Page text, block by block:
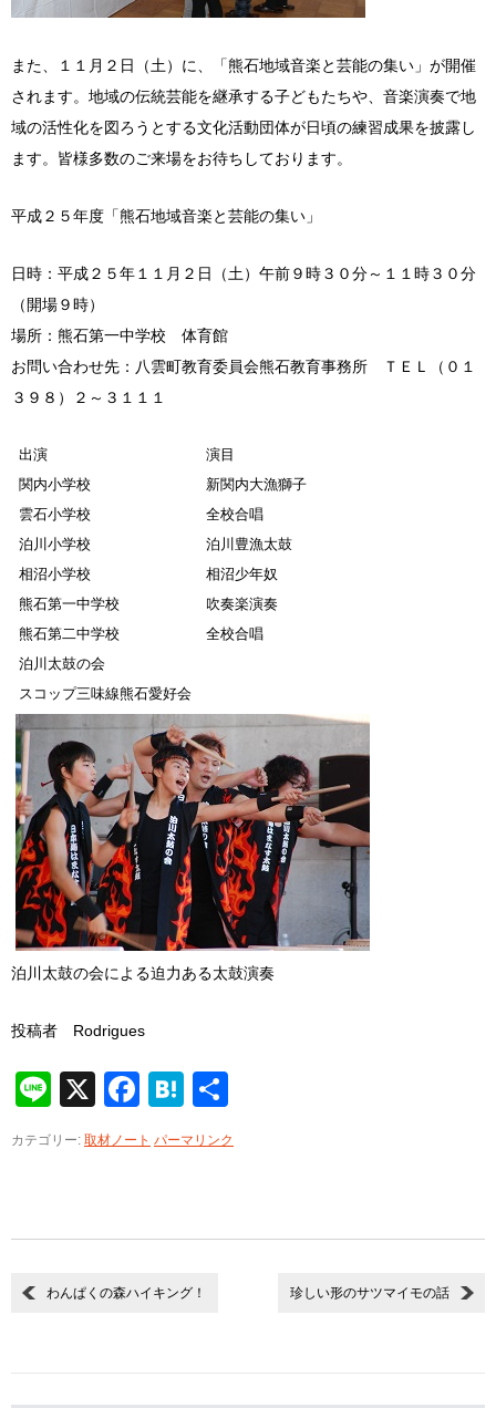
また、１１月２日（土）に、「熊石地域音楽と芸能の集い」が開催
されます。地域の伝統芸能を継承する子どもたちや、音楽演奏で地
域の活性化を図ろうとする文化活動団体が日頃の練習成果を披露し
ます。皆様多数のご来場をお待ちしております。
平成２５年度「熊石地域音楽と芸能の集い」
日時：平成２５年１１月２日（土）午前９時３０分～１１時３０分
（開場９時）
場所：熊石第一中学校 体育館
お問い合わせ先：八雲町教育委員会熊石教育事務所 ＴＥＬ（０１
３９８）２～３１１１
出演
演目
関内小学校
新関内大漁獅子
雲石小学校
全校合唱
泊川小学校
泊川豊漁太鼓
相沼小学校
相沼少年奴
熊石第一中学校
吹奏楽演奏
熊石第二中学校
全校合唱
泊川太鼓の会
スコップ三味線熊石愛好会
泊川太鼓の会による迫力ある太鼓演奏
投稿者 Rodrigues
Line
X Facebook
Hatena
カテゴリー: 取材ノート パーマリンク
わんぱくの森ハイキング！ 珍しい形のサツマイモの話